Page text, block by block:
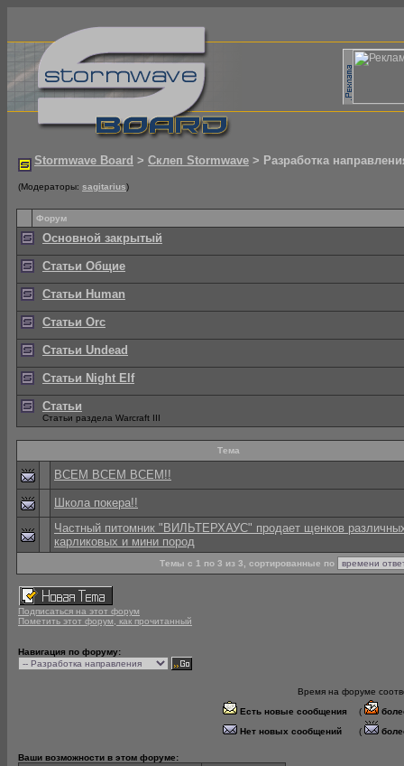
Stormwave Board > Склеп Stormwave > Разработка
(Модераторы: sagitarius)
Форум
Основной закрытый
Статьи Общие
Статьи Human
Статьи Orc
Статьи Undead
Статьи Night Elf
Статьи
Статьи раздела Warcraft III
Тема
ВСЕМ ВСЕМ ВСЕМ!!
Школа покера!!
Частный питомник "ВИЛЬТЕРХАУС" продает щенков
карликовых и мини пород
Темы с 1 по 3 из 3, сортированные по
Подписаться на этот форум
Пометить этот форум, как прочитанный
Навигация по форуму:
Время на форуме
Есть новые сообщения
(
Нет новых сообщений
(
Ваши возможности в этом форуме: